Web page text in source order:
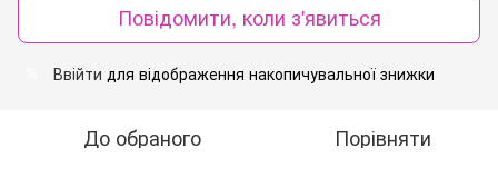
Повідомити, коли з'явиться
Ввійти для відображення накопичувальної знижки
До обраного Порівняти